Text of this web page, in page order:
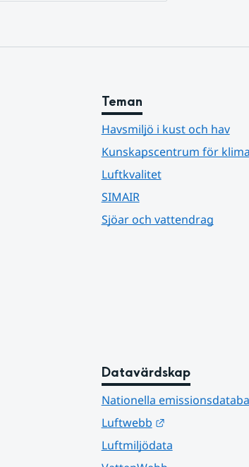
Teman
Havsmiljö i kust och hav
Kunskapscentrum för
Luftkvalitet
SIMAIR
Sjöar och vattendrag
Datavärdskap
Nationella
Luftwebb
Länk till annan
Luftmiljödata